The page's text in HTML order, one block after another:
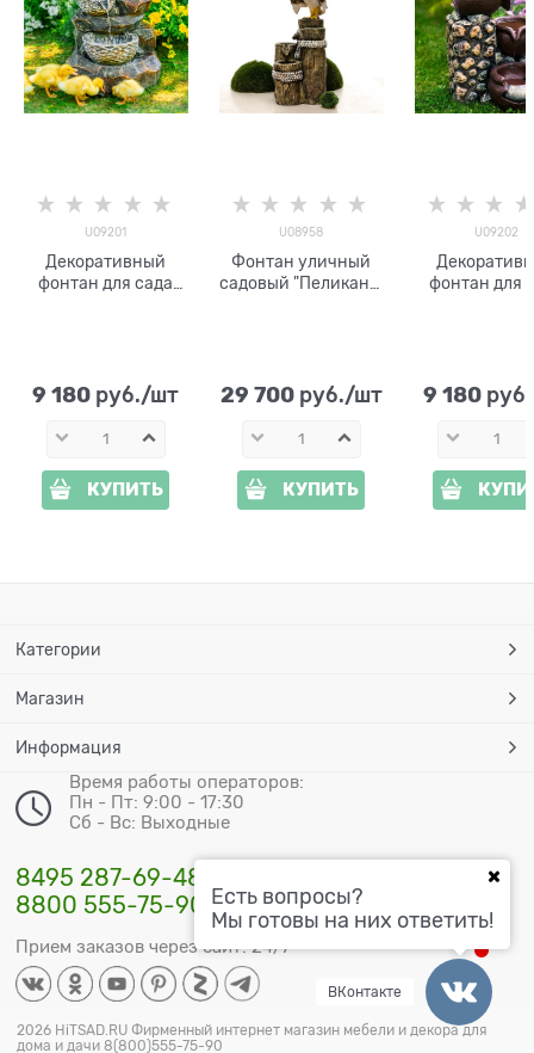
U09201
Декоративный
фонтан для сада
9 180 руб./шт
КУПИТЬ
U08958
Фонтан уличный
садовый "Пеликан с
29 700 руб./шт
КУПИТЬ
U09202
фонтан для
9 180
Категории
Магазин
Информация
Время работы операторов:
Пн - Пт: 9:00 - 17:30
Сб - Вс: Выходные
8495 287-69-48
8800 555-75-90
Прием заказов через сайт: 24/7
2026 HiTSAD.RU Фирменный интернет магазин мебели и декора для
дома и дачи 8(800)555-75-90
Есть вопросы?
Мы готовы на них ответить!
ВКонтакте